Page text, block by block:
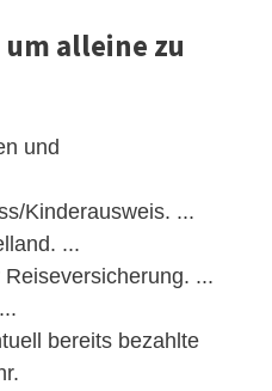
alleine zu
und
Kinderausweis. ...
...
...
bereits bezahlte